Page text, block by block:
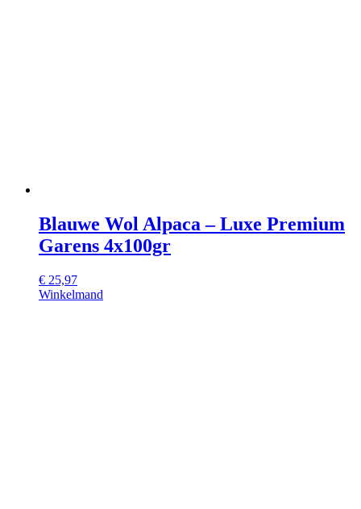
Blauwe Wol Alpaca – Luxe Premium
Garens 4x100gr
€ 25,97
Winkelmand